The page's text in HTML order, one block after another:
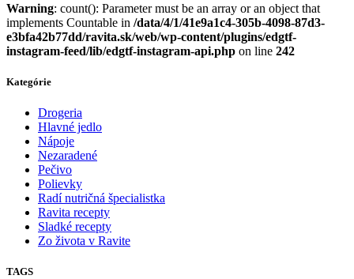
Warning: count(): Parameter must be an array or an object that
implements Countable in /data/4/1/41e9a1c4-305b-4098-87d3-
e3bfa42b77dd/ravita.sk/web/wp-content/plugins/edgtf-
instagram-feed/lib/edgtf-instagram-api.php on line 242
Kategórie
Drogeria
Hlavné jedlo
Nápoje
Nezaradené
Pečivo
Polievky
Radí nutričná špecialistka
Ravita recepty
Sladké recepty
Zo života v Ravite
TAGS